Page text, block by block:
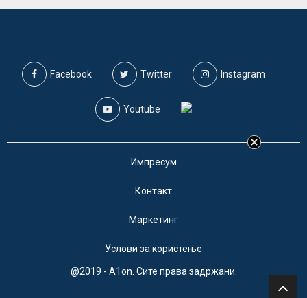
Facebook Twitter Instagram
Youtube
Импресум
Контакт
Маркетинг
Услови за користење
@2019 - A1on. Сите права задржани.